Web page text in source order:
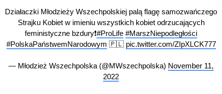
Działaczki Młodzieży Wszechpolskiej palą flagę samozwańczego
Strajku Kobiet w imieniu wszystkich kobiet odrzucających
feministyczne bzdury❗#ProLife #MarszNiepodległości
#PolskaPaństwemNarodowym 🇵🇱 pic.twitter.com/ZIpXLCK777
— Młodzież Wszechpolska (@MWszechpolska) November 11,
2022